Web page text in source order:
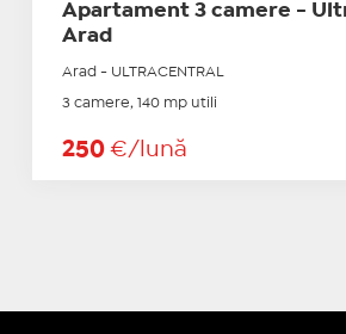
Apartament 3 camere -
Arad
Arad - ULTRACENTRAL
3 camere, 140 mp utili
250 €/lună